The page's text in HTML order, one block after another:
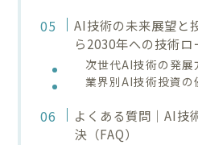
AI技術の未来展望と
ら2030年への技術ロ
次世代AI技術の発展
業界別AI技術投資の
よくある質問｜AI技
決（FAQ）